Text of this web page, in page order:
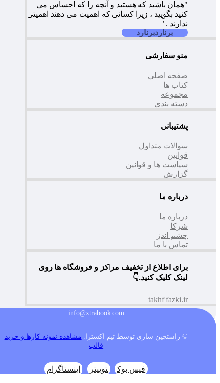
"همان باشید که هستید و آنچه را که احساس می
کنید بگویید ، زیرا کسانی که اهمیت می دهند اهمیتی
ندارند ."
برناردبرنارد
منو سفارشی
صفحه اصلی
کتاب ها
مجموعه
دسته بندی
پشتیبانی
سوالات متداول
قوانین
سیاست ها و قوانین
گزارش
درباره ما
درباره ما
شرکا
چشم اندز
تماس با ما
برای اطلاع از تخفیف مراکز و فروشگاه ها روی
لینک کلیک کنید.👇
takhfifazki.ir
info@xtrabook.com
© راستچین سازی توسط تیم اکسترا. مشاهده نمونه کارها و خرید
قالب
فیس بوک توییتر اینستاگرام